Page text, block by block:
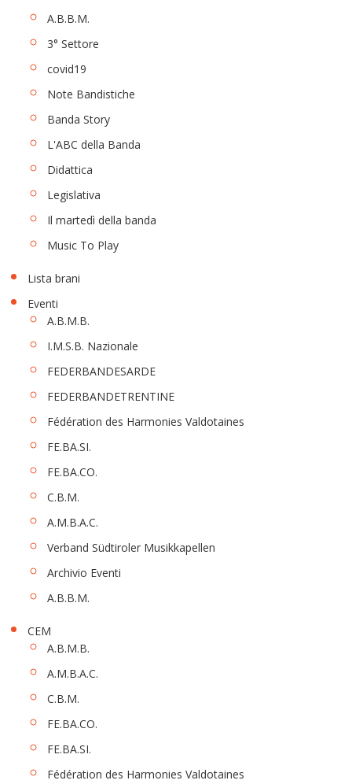
A.B.B.M.
3° Settore
covid19
Note Bandistiche
Banda Story
L'ABC della Banda
Didattica
Legislativa
Il martedì della banda
Music To Play
Lista brani
Eventi
A.B.M.B.
I.M.S.B. Nazionale
FEDERBANDESARDE
FEDERBANDETRENTINE
Fédération des Harmonies Valdotaines
FE.BA.SI.
FE.BA.CO.
C.B.M.
A.M.B.A.C.
Verband Südtiroler Musikkapellen
Archivio Eventi
A.B.B.M.
CEM
A.B.M.B.
A.M.B.A.C.
C.B.M.
FE.BA.CO.
FE.BA.SI.
Fédération des Harmonies Valdotaines